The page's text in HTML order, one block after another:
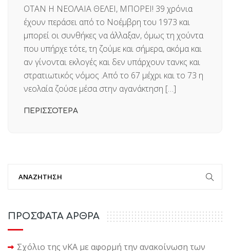
ΟΤΑΝ H ΝΕΟΛΑΙΑ ΘΕΛΕΙ, ΜΠΟΡΕΙ! 39 χρόνια
έχουν περάσει από το Νοέμβρη του 1973 και
μπορεί οι συνθήκες να άλλαξαν, όμως τη χούντα
που υπήρχε τότε, τη ζούμε και σήμερα, ακόμα και
αν γίνονται εκλογές και δεν υπάρχουν τανκς και
στρατιωτικός νόμος .Από το 67 μέχρι και το 73 η
νεολαία ζούσε μέσα στην αγανάκτηση […]
ΠΕΡΙΣΣΟΤΕΡΑ
ΠΡΟΣΦΑΤΑ ΑΡΘΡΑ
Σχόλιο της νΚΑ με αφορμή την ανακοίνωση των